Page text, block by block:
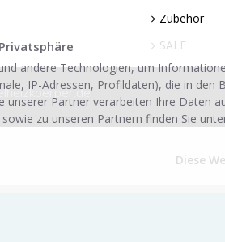
Zubehör
SALE
Diese
andere Technologien, um
IP-Adressen, Profildaten), die in
unserer Partner verarbeiten Ihre Daten
zu unseren Partnern finden Sie